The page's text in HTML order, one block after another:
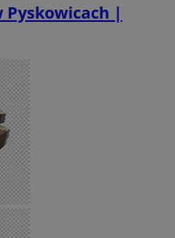
Pyskowicach |